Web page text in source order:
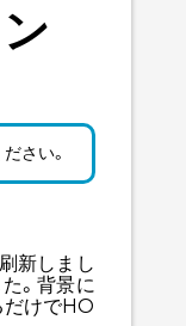
さい。
新しまし
。背景に
だけでHO